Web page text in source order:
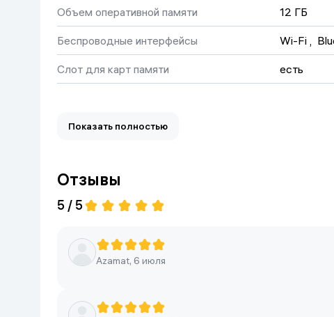
Дом и сад
Книги
Объем оперативной памяти 12 ГБ
Беспроводные интерфейсы Wi-Fi
Слот для карт памяти есть
Размер изображения
Датчик глубины
Цвет
Гарантия
Количество SIM-карт
Показать полностью
Отзывы
5 / 5
Azamat, 6 июля